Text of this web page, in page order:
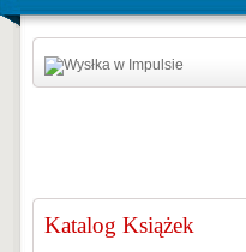
Katalog Książek